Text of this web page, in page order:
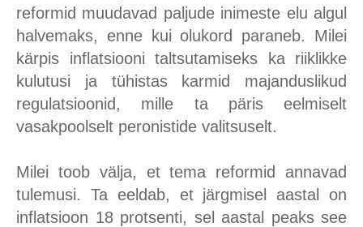
reformid muudavad paljude inimeste elu algul
halvemaks, enne kui olukord paraneb. Milei
kärpis inflatsiooni taltsutamiseks ka riiklikke
kulutusi ja tühistas karmid majanduslikud
regulatsioonid, mille ta päris eelmiselt
vasakpoolselt peronistide valitsuselt.
Milei toob välja, et tema reformid annavad
tulemusi. Ta eeldab, et järgmisel aastal on
inflatsioon 18 protsenti, sel aastal peaks see